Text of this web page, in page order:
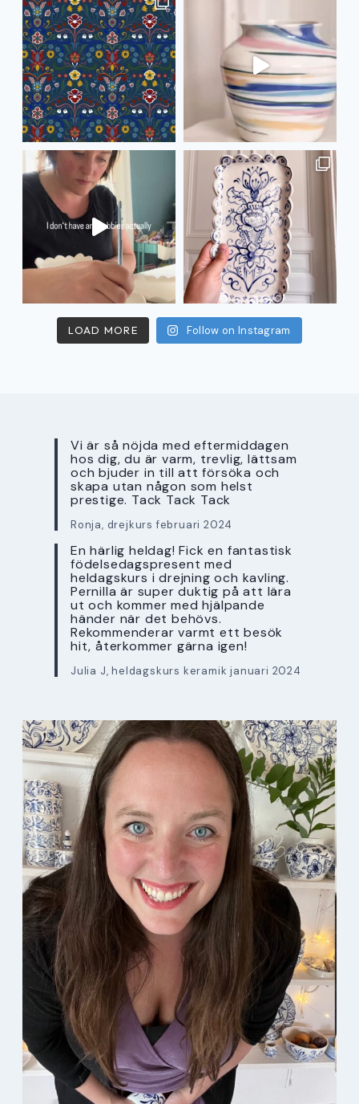
LOAD MORE Follow on Instagram
Vi är så nöjda med eftermiddagen
hos dig, du är varm, trevlig, lättsam
och bjuder in till att försöka och
skapa utan någon som helst
prestige. Tack Tack Tack
Ronja, drejkurs februari 2024
En härlig heldag! Fick en fantastisk
födelsedagspresent med
heldagskurs i drejning och kavling.
Pernilla är super duktig på att lära
ut och kommer med hjälpande
händer när det behövs.
Rekommenderar varmt ett besök
hit, återkommer gärna igen!
Julia J, heldagskurs keramik januari 2024